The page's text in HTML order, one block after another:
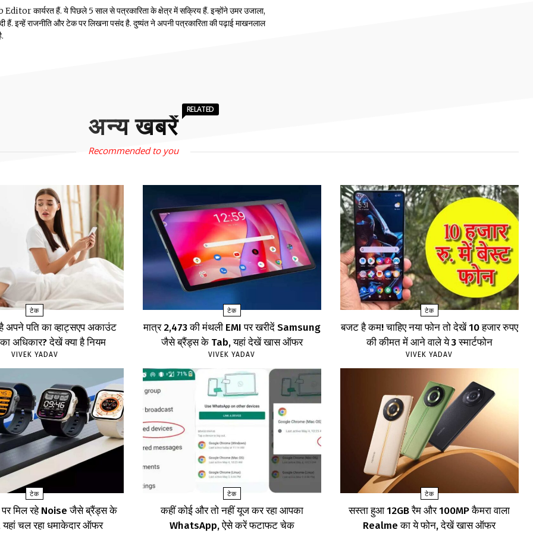
कार्यरत हैं. ये पिछले 5 साल से पत्रकारिता के क्षेत्र में सक्रिय हैं. इन्होंने उमर उजाला,
हैं. इन्हें राजनीति और टेक पर लिखना पसंद है. दुष्यंत ने अपनी पत्रकारिता की पढ़ाई माखनलाल
अन्य खबरें
RELATED
Recommended to you
टेक
अपने पति का व्हाट्सएप अकाउंट
अधिकार? देखें क्या है नियम
VIVEK YADAV
टेक
मात्र ₹2,473 की मंथली EMI पर खरीदें Samsung
जैसे ब्रैंड्स के Tab, यहां देखें खास ऑफर
VIVEK YADAV
टेक
बजट है कम! चाहिए नया फोन तो देखें 10 हजार रुपए
की कीमत में आने वाले ये 3 स्मार्टफोन
VIVEK YADAV
टेक
मिल रहे Noise जैसे ब्रैंड्स के
यहां चल रहा धमाकेदार ऑफर
टेक
कहीं कोई और तो नहीं यूज कर रहा आपका
WhatsApp, ऐसे करें फटाफट चेक
टेक
सस्ता हुआ 12GB रैम और 100MP कैमरा वाला
Realme का ये फोन, देखें खास ऑफर